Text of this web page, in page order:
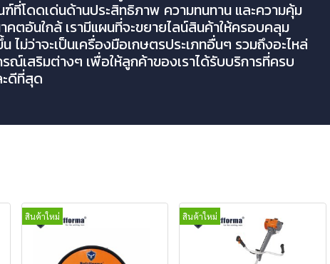
ที่โดดเด่นด้านประสิทธิภาพ ความทนทาน และความคุ้ม
คตอันใกล้ เรามีแผนที่จะขยายไลน์สินค้าให้ครอบคลุม
ไม่ว่าจะเป็นเครื่องมือเกษตรประเภทอื่นๆ รวมถึงอะไหล่
ณ์เสริมต่างๆ เพื่อให้ลูกค้าของเราได้รับบริการที่ครบ
ดีที่สุด
สินค้าใหม่ สินค้าใหม่